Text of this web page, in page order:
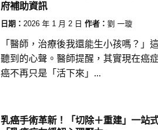
府補助資訊
日期： 2026 年 1 月 2 日 作者： 劉 一璇
「醫師，治療後我還能生小孩嗎？」
聽到的心聲。醫師提醒，其實現在癌
癌不再只是「活下來」...
乳癌手術革新！「切除＋重建」一站